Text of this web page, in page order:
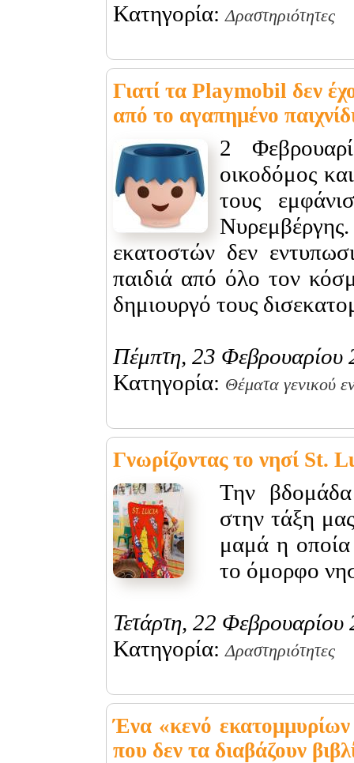
Κατηγορία:Δραστηριότητες
Γιατί τα Playmobil δεν
από το αγαπημένο
2
οικοδόμος
τους
εκατοστών δεν
παιδιά από όλο τον
δημιουργό τους
Πέμπτη, 23 Φεβρουαρίου
Κατηγορία: Θέματα γενικού
Γνωρίζοντας το νησί St.
Την
στην τάξη
μαμά η
το όμορφο
Τετάρτη, 22 Φεβρουαρίου
Κατηγορία:Δραστηριότητες
Ένα «κενό εκατομμυρίων
που δεν τα διαβάζουν